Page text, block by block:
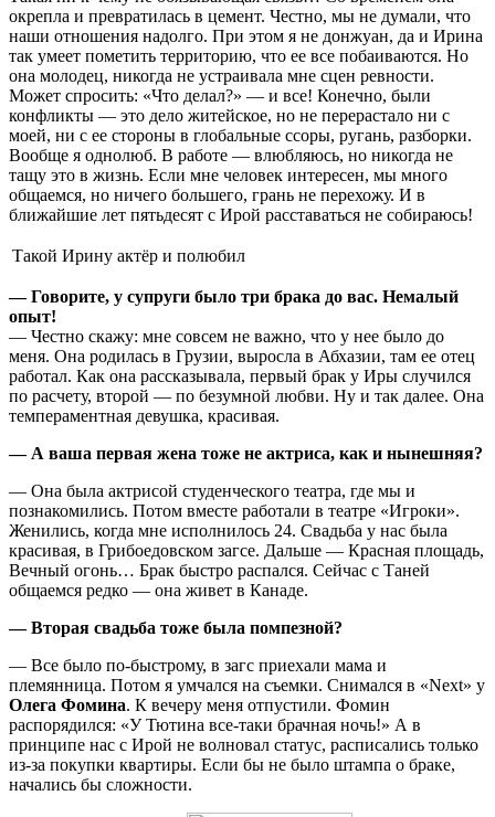
окрепла и превратилась в цемент. Честно, мы не думали, что
наши отношения надолго. При этом я не донжуан, да и Ирина
так умеет пометить территорию, что ее все побаиваются. Но
она молодец, никогда не устраивала мне сцен ревности.
Может спросить: «Что делал?» — и все! Конечно, были
конфликты — это дело житейское, но не перерастало ни с
моей, ни с ее стороны в глобальные ссоры, ругань, разборки.
Вообще я однолюб. В работе — влюбляюсь, но никогда не
тащу это в жизнь. Если мне человек интересен, мы много
общаемся, но ничего большего, грань не перехожу. И в
ближайшие лет пятьдесят с Ирой расставаться не собираюсь!
Такой Ирину актёр и полюбил
— Говорите, у супруги было три брака до вас. Немалый
опыт!
— Честно скажу: мне совсем не важно, что у нее было до
меня. Она родилась в Грузии, выросла в Абхазии, там ее отец
работал. Как она рассказывала, первый брак у Иры случился
по расчету, второй — по безумной любви. Ну и так далее. Она
темпераментная девушка, красивая.
— А ваша первая жена тоже не актриса, как и нынешняя?
— Она была актрисой студенческого театра, где мы и
познакомились. Потом вместе работали в театре «Игроки».
Женились, когда мне исполнилось 24. Свадьба у нас была
красивая, в Грибоедовском загсе. Дальше — Красная площадь,
Вечный огонь… Брак быстро распался. Сейчас с Таней
общаемся редко — она живет в Канаде.
— Вторая свадьба тоже была помпезной?
— Все было по-быстрому, в загс приехали мама и
племянница. Потом я умчался на съемки. Снимался в «Next» у
Олега Фомина. К вечеру меня отпустили. Фомин
распорядился: «У Тютина все-таки брачная ночь!» А в
принципе нас с Ирой не волновал статус, расписались только
из-за покупки квартиры. Если бы не было штампа о браке,
начались бы сложности.